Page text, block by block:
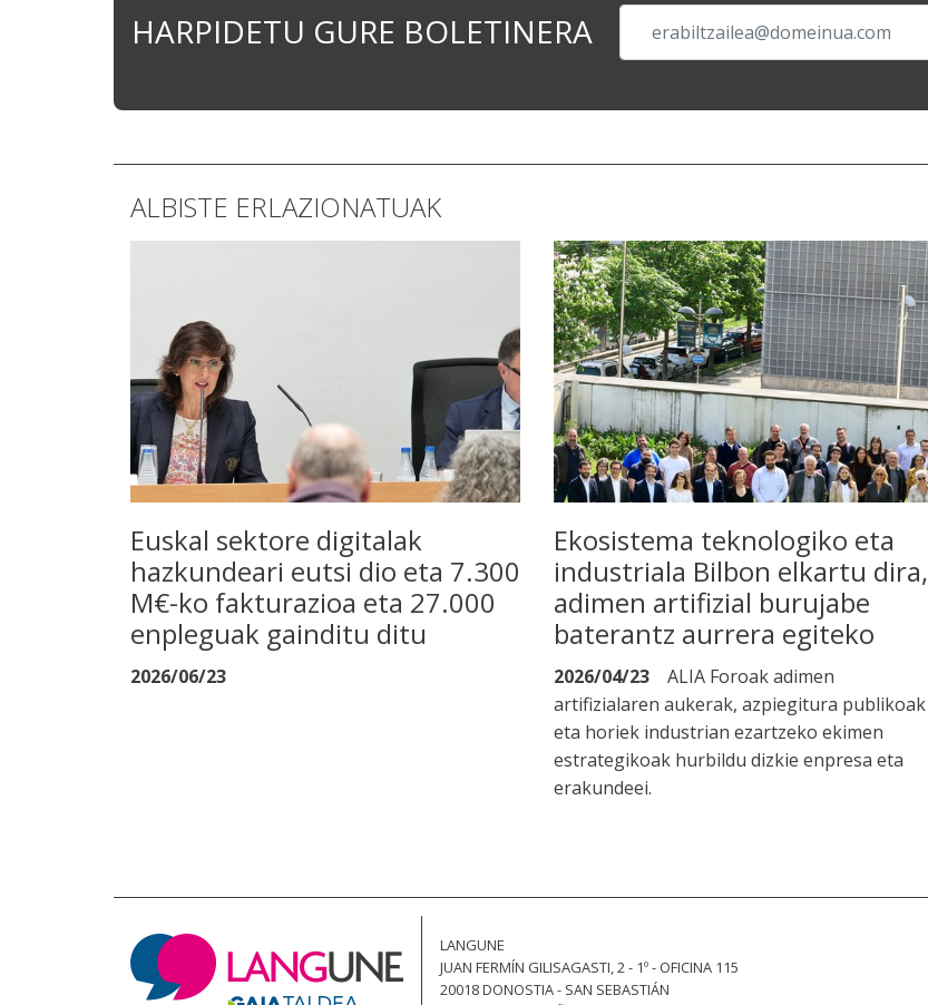
HARPIDETU GURE BOLETINERA
ALBISTE ERLAZIONATUAK
Euskal sektore digitalak
hazkundeari eutsi dio eta 7.300
M€-ko fakturazioa eta 27.000
enpleguak gainditu ditu
2026/06/23
Ekosistema teknologiko eta
industriala Bilbon elkartu dira,
adimen artifizial burujabe
baterantz aurrera egiteko
2026/04/23
ALIA Foroak adimen
artifizialaren aukerak, azpiegitura publikoak
eta horiek industrian ezartzeko ekimen
estrategikoak hurbildu dizkie enpresa eta
erakundeei.
LANGUNE
JUAN FERMÍN GILISAGASTI, 2 - 1º - OFICINA 115
20018 DONOSTIA - SAN SEBASTIÁN